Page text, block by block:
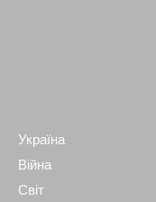
Україна
Війна
Світ